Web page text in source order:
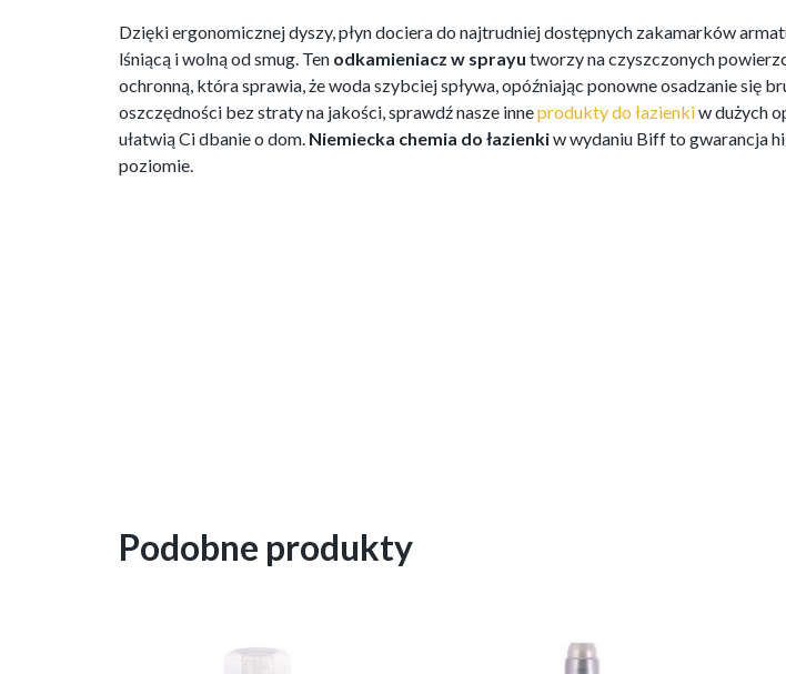
Dzięki ergonomicznej dyszy, płyn dociera do najtrudniej dostępnych zakamarków
lśniącą i wolną od smug. Ten odkamieniacz w sprayu tworzy na czyszczonych
ochronną, która sprawia, że woda szybciej spływa, opóźniając ponowne osadzanie się
oszczędności bez straty na jakości, sprawdź nasze inneprodukty do łazienkiw dużych
ułatwią Ci dbanie o dom. Niemiecka chemia do łazienkiw wydaniu Biff to gwarancja
poziomie.
Podobne produkty